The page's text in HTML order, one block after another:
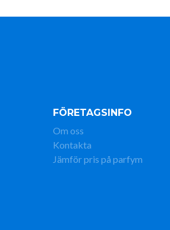
FÖRETAGSINFO
Om oss
Kontakta
Jämför pris på parfym